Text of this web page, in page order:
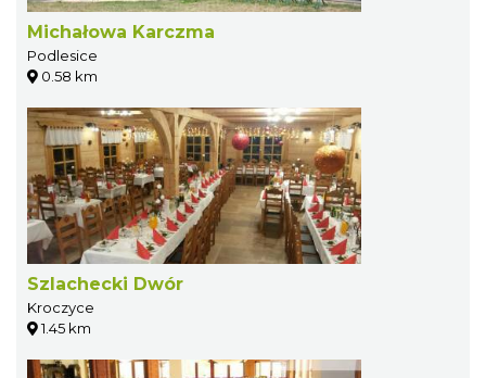
Michałowa Karczma
Podlesice
0.58 km
Szlachecki Dwór
Kroczyce
1.45 km